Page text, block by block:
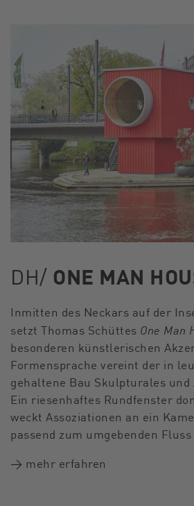
DH/ ONE MAN
Inmitten des Neckars auf der
setzt Thomas Schüttes One Man
besonderen künstlerischen
Formensprache vereint der in
gehaltene Bau Skulpturales und
Ein riesenhaftes Rundfenster
weckt Assoziationen an ein
passend zum umgebenden
→ mehr erfahren